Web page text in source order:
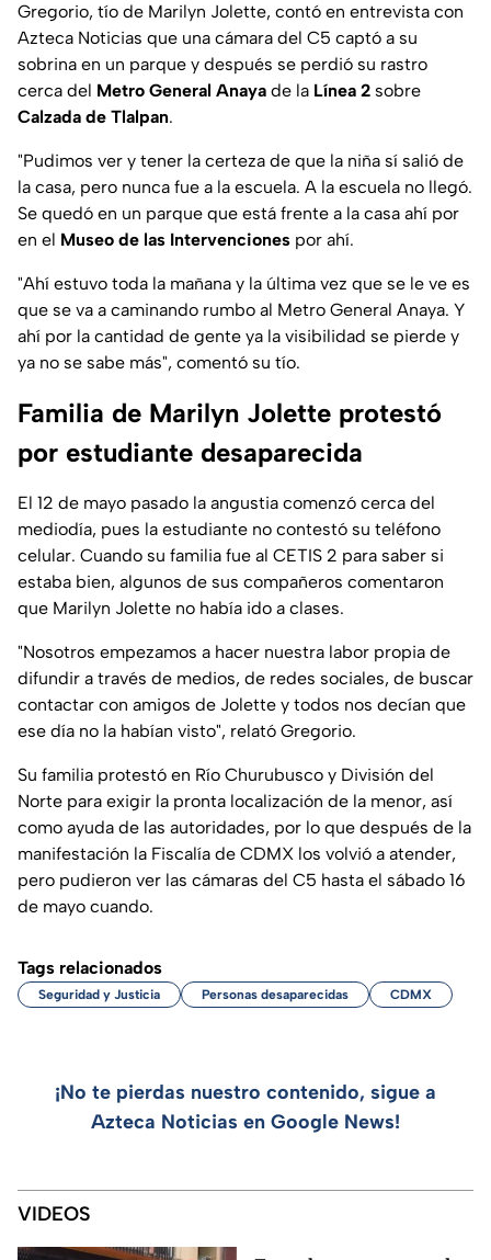
Gregorio, tío de Marilyn Jolette, contó en entrevista con
Azteca Noticias que una cámara del C5 captó a su
sobrina en un parque y después se perdió su rastro
cerca del Metro General Anaya de la Línea 2 sobre
Calzada de Tlalpan.
"Pudimos ver y tener la certeza de que la niña sí salió de
la casa, pero nunca fue a la escuela. A la escuela no llegó.
Se quedó en un parque que está frente a la casa ahí por
en el Museo de las Intervenciones por ahí.
"Ahí estuvo toda la mañana y la última vez que se le ve es
que se va a caminando rumbo al Metro General Anaya. Y
ahí por la cantidad de gente ya la visibilidad se pierde y
ya no se sabe más", comentó su tío.
Familia de Marilyn Jolette protestó
por estudiante desaparecida
El 12 de mayo pasado la angustia comenzó cerca del
mediodía, pues la estudiante no contestó su teléfono
celular. Cuando su familia fue al CETIS 2 para saber si
estaba bien, algunos de sus compañeros comentaron
que Marilyn Jolette no había ido a clases.
"Nosotros empezamos a hacer nuestra labor propia de
difundir a través de medios, de redes sociales, de buscar
contactar con amigos de Jolette y todos nos decían que
ese día no la habían visto", relató Gregorio.
Su familia protestó en Río Churubusco y División del
Norte para exigir la pronta localización de la menor, así
como ayuda de las autoridades, por lo que después de la
manifestación la Fiscalía de CDMX los volvió a atender,
pero pudieron ver las cámaras del C5 hasta el sábado 16
de mayo cuando.
Tags relacionados
Seguridad y Justicia Personas desaparecidas CDMX
¡No te pierdas nuestro contenido, sigue a
Azteca Noticias en Google News!
VIDEOS